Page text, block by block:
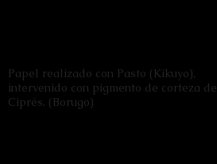
Papel realizado con Pasto (Kikuyo),
intervenido con pigmento de corteza de
Ciprés. (Borugo)